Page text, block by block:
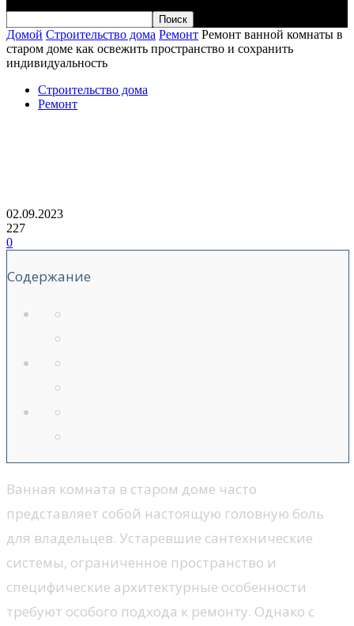
Домой Строительство дома Ремонт Ремонт ванной комнаты в
старом доме как освежить пространство и сохранить
индивидуальность
Строительство дома
Ремонт
02.09.2023
227
0
Содержание
Ванная комната в старом доме часто
представляет собой настоящую головную боль
для владельцев. Устаревшие сантехнические
системы, ограниченное пространство и
специфические архитектурные особенности
требуют особого подхода к ремонту. Однако с